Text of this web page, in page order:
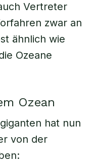
Vertreter
zwar an
ähnlich wie
Ozeane
Ozean
hat nun
von der